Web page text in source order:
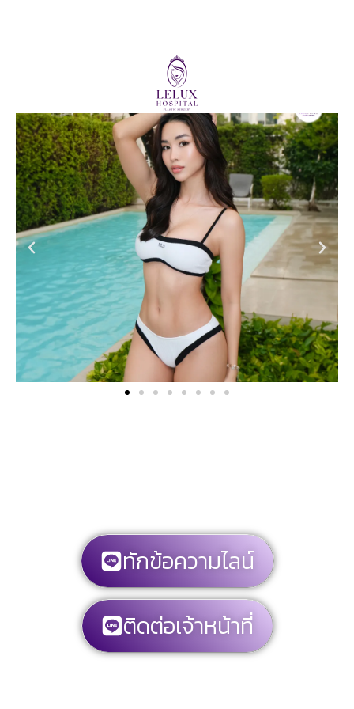
ทักข้อความไลน์
ติดต่อเจ้าหน้าที่